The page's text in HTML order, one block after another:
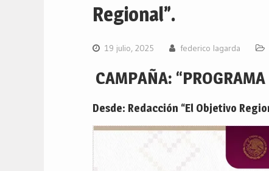
Regional”.
19 julio, 2025 federico lagarda
CAMPAÑA:
Desde: Redacción “El Objetivo